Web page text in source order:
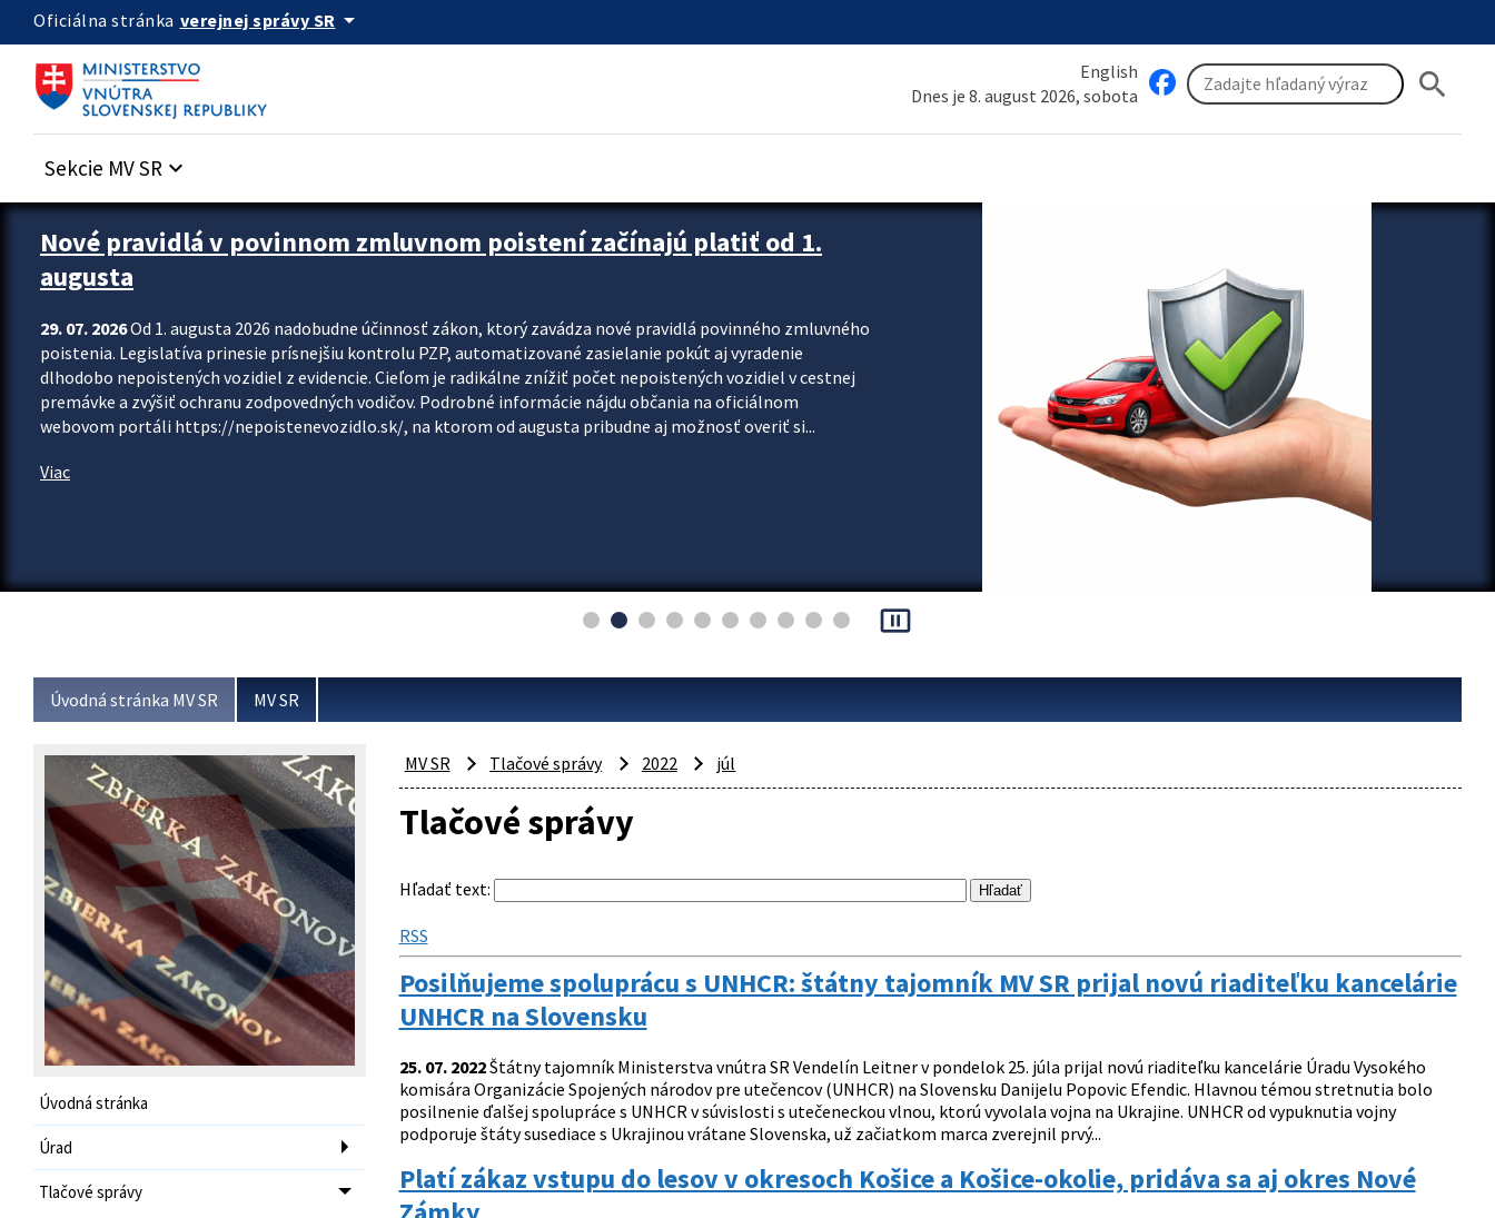
Preskocit na hlavný obsah
Oficiálna stránka verejnej správy SR arrow_drop_down
English
Dnes je 8. august 2026, sobota
search
Sekcie MV SR keyboard_arrow_down
Zastavit automatický posun upútavok
Nové pravidlá v povinnom zmluvnom poistení začínajú platiť od 1.
augusta
29. 07. 2026Od 1. augusta 2026 nadobudne účinnosť zákon, ktorý zavádza nové pravidlá povinného zmluvného
poistenia. Legislatíva prinesie prísnejšiu kontrolu PZP, automatizované zasielanie pokút aj vyradenie
dlhodobo nepoistených vozidiel z evidencie. Cieľom je radikálne znížiť počet nepoistených vozidiel v cestnej
premávke a zvýšiť ochranu zodpovedných vodičov. Podrobné informácie nájdu občania na oficiálnom
webovom portáli https://nepoistenevozidlo.sk/, na ktorom od augusta pribudne aj možnosť overiť si...
Viac
pause_presentation
Úvodná stránka MV SR MV SR
Úvodná stránka
Úrad
Tlačové správy
MV SR Tlačové správy 2022 júl
Tlačové správy
Hľadať text:
RSS
Posilňujeme spoluprácu s UNHCR: štátny tajomník MV SR prijal novú riaditeľku kancelárie
UNHCR na Slovensku
25. 07. 2022Štátny tajomník Ministerstva vnútra SR Vendelín Leitner v pondelok 25. júla prijal novú riaditeľku kancelárie Úradu Vysokého
komisára Organizácie Spojených národov pre utečencov (UNHCR) na Slovensku Danijelu Popovic Efendic. Hlavnou témou stretnutia bolo
posilnenie ďalšej spolupráce s UNHCR v súvislosti s utečeneckou vlnou, ktorú vyvolala vojna na Ukrajine. UNHCR od vypuknutia vojny
podporuje štáty susediace s Ukrajinou vrátane Slovenska, už začiatkom marca zverejnil prvý...
Platí zákaz vstupu do lesov v okresoch Košice a Košice-okolie, pridáva sa aj okres Nové